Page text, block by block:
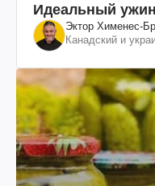
Идеальный
Эктор Хименес-
Канадский и